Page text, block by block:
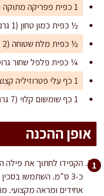
1 כפית פפריקה מתוקה (3 גרם)
½ כפית כמון טחון (1 גרם)
½ כפית מלח שטוחה (2 גרם) – להתאים לפי הטעם
¼ כפית פלפל שחור גרוס (1
1 כף עלי פטרוזיליה קצוצה דק (5 גרם) – לקישוט בסיום
1 כף שומשום קלוי (7 גרם) – לשדרוג ההגשה
אופן ההכנה
הקפידו לחתוך את פילה
כ-3 ס"מ. השתמשו
אחידים ומראה מקצועי.